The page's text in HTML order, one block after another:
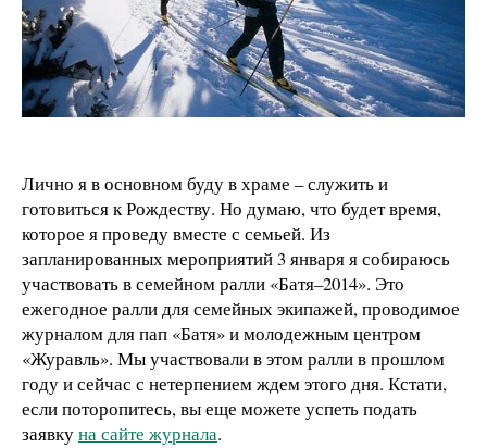
Лично я в основном буду в храме – служить и
готовиться к Рождеству. Но думаю, что будет время,
которое я проведу вместе с семьей. Из
запланированных мероприятий 3 января я собираюсь
участвовать в семейном ралли «Батя–2014». Это
ежегодное ралли для семейных экипажей, проводимое
журналом для пап «Батя» и молодежным центром
«Журавль». Мы участвовали в этом ралли в прошлом
году и сейчас с нетерпением ждем этого дня. Кстати,
если поторопитесь, вы еще можете успеть подать
заявкуна сайте журнала.